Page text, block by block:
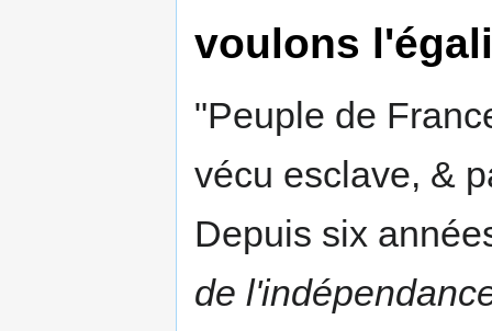
voulons
"Peuple de
vécu esclave, &
Depuis six
de